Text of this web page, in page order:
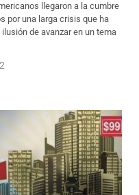
llegaron a la cumbre
por una larga crisis que ha
de avanzar en un tema